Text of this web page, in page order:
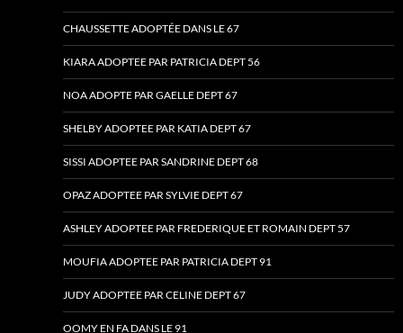
CHAUSSETTE ADOPTÉE DANS LE 67
KIARA ADOPTEE PAR PATRICIA DEPT 56
NOA ADOPTE PAR GAELLE DEPT 67
SHELBY ADOPTEE PAR KATIA DEPT 67
SISSI ADOPTEE PAR SANDRINE DEPT 68
OPAZ ADOPTEE PAR SYLVIE DEPT 67
ASHLEY ADOPTEE PAR FREDERIQUE ET ROMAIN DEPT 57
MOUFIA ADOPTEE PAR PATRICIA DEPT 91
JUDY ADOPTEE PAR CELINE DEPT 67
OOMY EN FA DANS LE 91